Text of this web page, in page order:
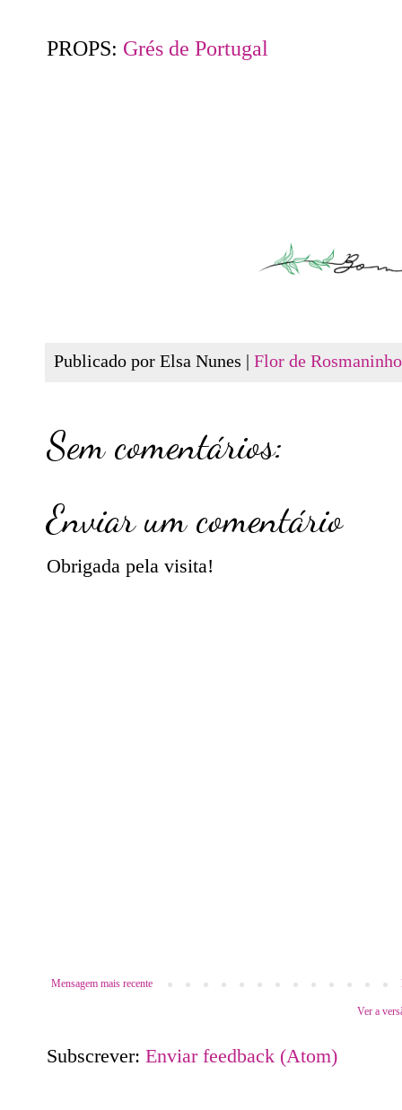
PROPS: Grés de Portugal
Publicado por Elsa Nunes | Flor de
Sem comentários:
Enviar um comentário
Obrigada pela visita!
Mensagem mais recente
Ver a
Subscrever: Enviar feedback (Atom)